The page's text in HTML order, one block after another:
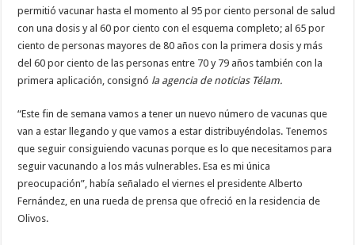
permitió vacunar hasta el momento al 95 por ciento personal de salud
con una dosis y al 60 por ciento con el esquema completo; al 65 por
ciento de personas mayores de 80 años con la primera dosis y más
del 60 por ciento de las personas entre 70 y 79 años también con la
primera aplicación, consignó la agencia de noticias Télam.
“Este fin de semana vamos a tener un nuevo número de vacunas que
van a estar llegando y que vamos a estar distribuyéndolas. Tenemos
que seguir consiguiendo vacunas porque es lo que necesitamos para
seguir vacunando a los más vulnerables. Esa es mi única
preocupación”, había señalado el viernes el presidente Alberto
Fernández, en una rueda de prensa que ofreció en la residencia de
Olivos.